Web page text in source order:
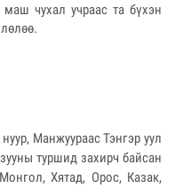
чухал учраас та бүхэн
Манжуураас Тэнгэр уул
туршид захирч байсан
Хятад, Орос, Казак,